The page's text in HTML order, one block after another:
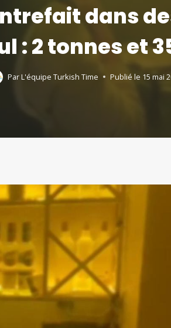
dans
: 2 tonnes et
ParL'équipe Turkish Time Publié le 15 mai